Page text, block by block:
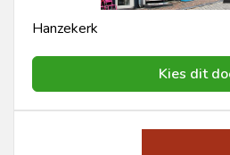
Hanzekerk
Kies dit